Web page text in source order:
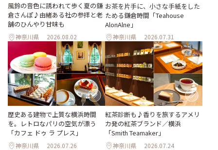
風鈴の音色に誘われて歩く夏の鎌
倉さんぽ♪由緒ある社の参拝と老
舗のひんやり甘味も
神奈川県 2026.08.02
お茶を片手に、小さな手紙をした
ためる鎌倉時間「Teahouse
AlonAlne」
神奈川県 2026.07.31
歴史ある建物で上質な横浜時間
を。レトロなパリの空気が漂う
「カフェ ドゥ ラ プレス」
神奈川県 2026.07.26
紅茶診断も♪香りを旅するアメリ
カ発の紅茶ブランド／横浜
「Smith Teamaker」
神奈川県 2026.07.24